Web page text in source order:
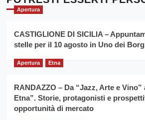
evento
la
filiera
grano
per
il
anno
Franco
Caruso
Apertura
CASTIGLIONE DI SICILIA –
stelle per il 10 agosto in Uno dei
Apertura Etna
RANDAZZO – Da “Jazz, Arte e
Etna”. Storie, protagonisti e
opportunità di mercato